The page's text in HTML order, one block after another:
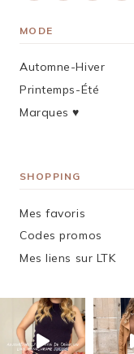
MODE
Automne-Hiver
Printemps-Été
Marques ♥︎
SHOPPING
Mes favoris
Codes promos
Mes liens sur LTK